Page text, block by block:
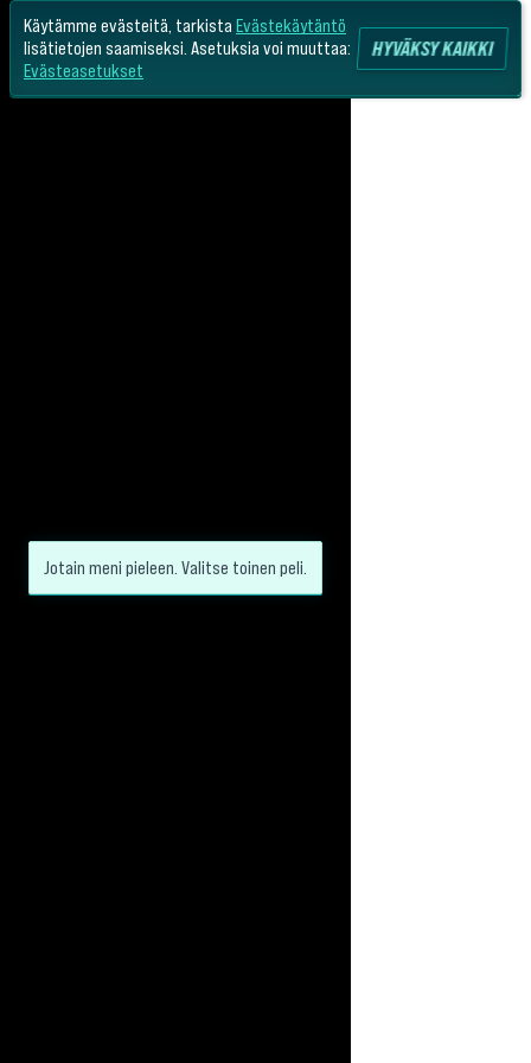
Jotain meni pieleen. Valitse toinen peli.
Käytämme evästeitä, tarkista Evästekäytäntö
lisätietojen saamiseksi. Asetuksia voi muuttaa:
Evästeasetukset
HYVÄKSY KAIKKI